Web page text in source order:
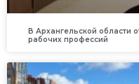
В Архангельской области
рабочих профессий